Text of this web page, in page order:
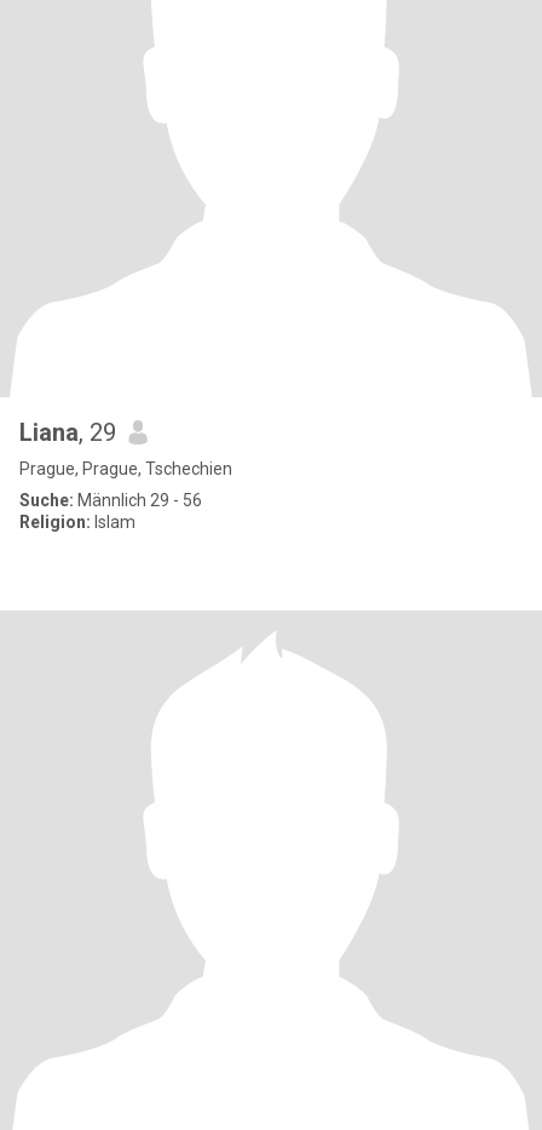
Liana, 29
Prague, Prague, Tschechien
Suche: Männlich 29 - 56
Religion: Islam